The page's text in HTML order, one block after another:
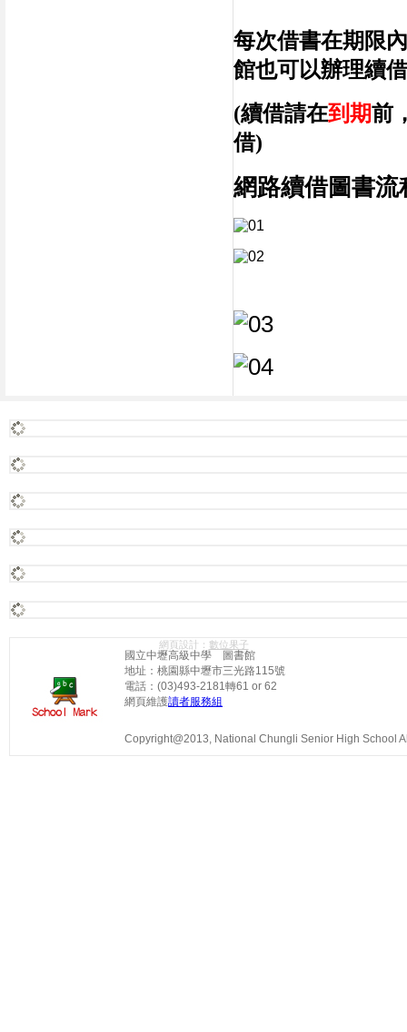
每次借書在期限
館也可以辦理續
(續借請在到期前
借)
網路續借圖書流
國立中壢高級中學 圖書館
地址：桃園縣中壢市三光路115號
電話：(03)493-2181轉61 or 62
網頁維護讀者服務組
Copyright@2013, National Chungli Senior High School
網頁設計： 數位果子